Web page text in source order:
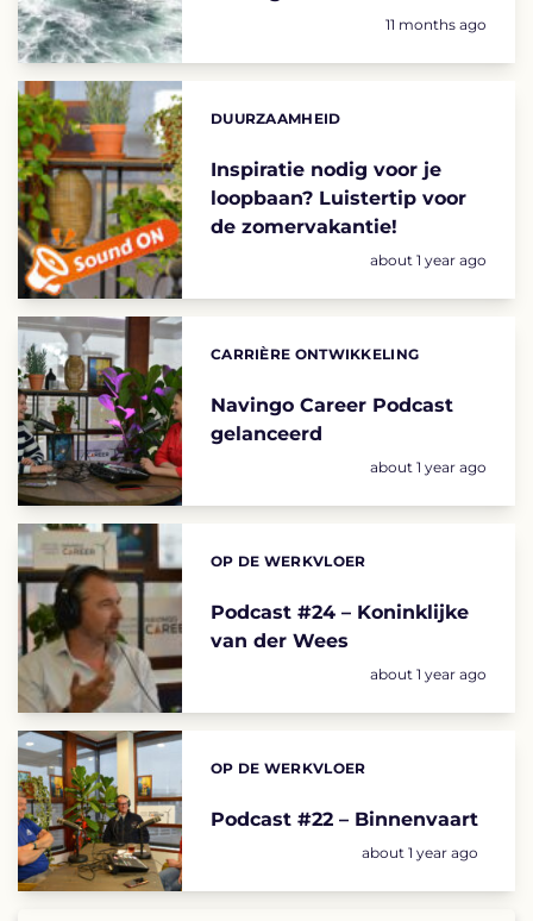
Geplaatst op:
11 months ago
Inspiratie nodig voor je
loopbaan? Luistertip voor
de zomervakantie!
Categories:
DUURZAAMHEID
Geplaatst op:
about 1 year ago
Navingo Career Podcast
gelanceerd
Categories:
CARRIÈRE ONTWIKKELING
Geplaatst op:
about 1 year ago
Podcast #24 – Koninklijke
van der Wees
Categories:
OP DE WERKVLOER
Geplaatst op:
about 1 year ago
Podcast #22 – Binnenvaart
Categories:
OP DE WERKVLOER
Geplaatst op:
about 1 year ago